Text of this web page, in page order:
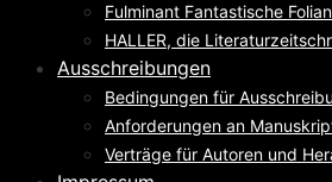
Fulminant Fantastische
HALLER, die
Ausschreibungen
Bedingungen für
Anforderungen an
Verträge für Autoren und